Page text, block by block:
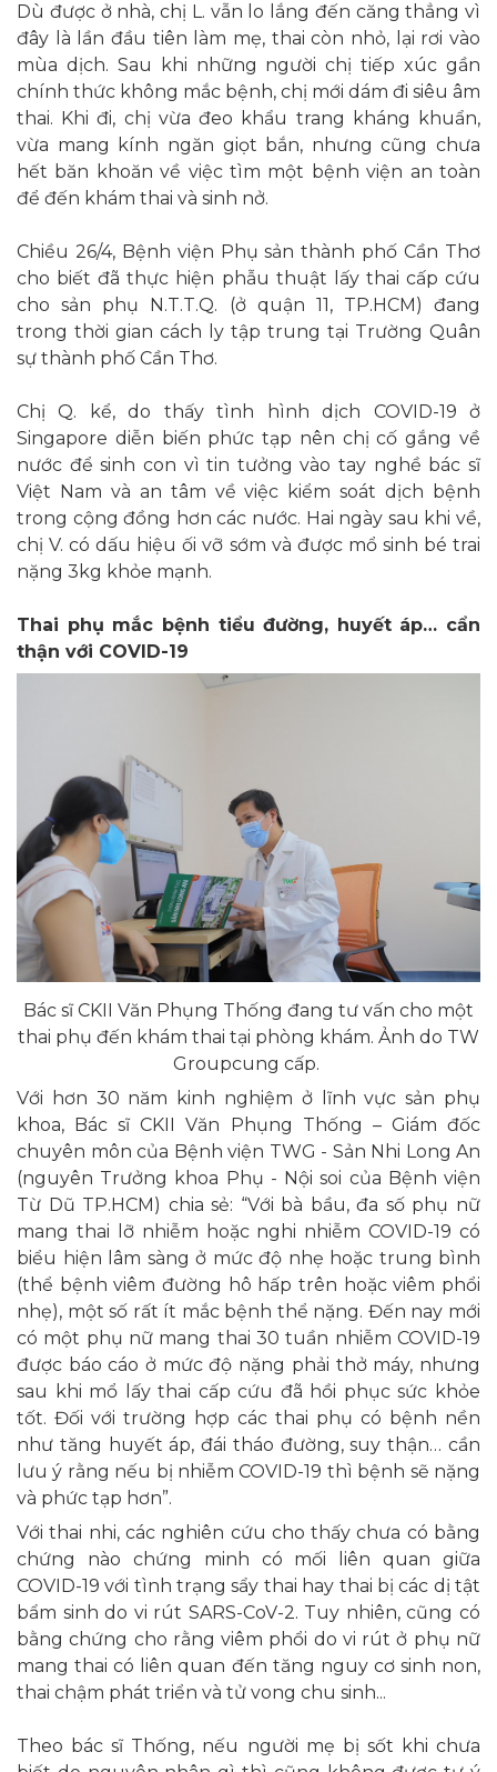
Dù được ở nhà, chị L. vẫn lo lắng đến căng thẳng vì
đây là lần đầu tiên làm mẹ, thai còn nhỏ, lại rơi vào
mùa dịch. Sau khi những người chị tiếp xúc gần
chính thức không mắc bệnh, chị mới dám đi siêu âm
thai. Khi đi, chị vừa đeo khẩu trang kháng khuẩn,
vừa mang kính ngăn giọt bắn, nhưng cũng chưa
hết băn khoăn về việc tìm một bệnh viện an toàn
để đến khám thai và sinh nở.
Chiều 26/4, Bệnh viện Phụ sản thành phố Cần Thơ
cho biết đã thực hiện phẫu thuật lấy thai cấp cứu
cho sản phụ N.T.T.Q. (ở quận 11, TP.HCM) đang
trong thời gian cách ly tập trung tại Trường Quân
sự thành phố Cần Thơ.
Chị Q. kể, do thấy tình hình dịch COVID-19 ở
Singapore diễn biến phức tạp nên chị cố gắng về
nước để sinh con vì tin tưởng vào tay nghề bác sĩ
Việt Nam và an tâm về việc kiểm soát dịch bệnh
trong cộng đồng hơn các nước. Hai ngày sau khi về,
chị V. có dấu hiệu ối vỡ sớm và được mổ sinh bé trai
nặng 3kg khỏe mạnh.
Thai phụ mắc bệnh tiểu đường, huyết áp… cẩn
thận với COVID-19
Bác sĩ CKII Văn Phụng Thống đang tư vấn cho một
thai phụ đến khám thai tại phòng khám. Ảnh do TW
Groupcung cấp.
Với hơn 30 năm kinh nghiệm ở lĩnh vực sản phụ
khoa, Bác sĩ CKII Văn Phụng Thống – Giám đốc
chuyên môn của Bệnh viện TWG - Sản Nhi Long An
(nguyên Trưởng khoa Phụ - Nội soi của Bệnh viện
Từ Dũ TP.HCM) chia sẻ: “Với bà bầu, đa số phụ nữ
mang thai lỡ nhiễm hoặc nghi nhiễm COVID-19 có
biểu hiện lâm sàng ở mức độ nhẹ hoặc trung bình
(thể bệnh viêm đường hô hấp trên hoặc viêm phổi
nhẹ), một số rất ít mắc bệnh thể nặng. Đến nay mới
có một phụ nữ mang thai 30 tuần nhiễm COVID-19
được báo cáo ở mức độ nặng phải thở máy, nhưng
sau khi mổ lấy thai cấp cứu đã hồi phục sức khỏe
tốt. Đối với trường hợp các thai phụ có bệnh nền
như tăng huyết áp, đái tháo đường, suy thận… cần
lưu ý rằng nếu bị nhiễm COVID-19 thì bệnh sẽ nặng
và phức tạp hơn”.
Với thai nhi, các nghiên cứu cho thấy chưa có bằng
chứng nào chứng minh có mối liên quan giữa
COVID-19 với tình trạng sẩy thai hay thai bị các dị tật
bẩm sinh do vi rút SARS-CoV-2. Tuy nhiên, cũng có
bằng chứng cho rằng viêm phổi do vi rút ở phụ nữ
mang thai có liên quan đến tăng nguy cơ sinh non,
thai chậm phát triển và tử vong chu sinh...
Theo bác sĩ Thống, nếu người mẹ bị sốt khi chưa